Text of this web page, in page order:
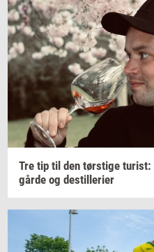
Tre tip til den tørsti­ge turist:
går­de og destil­le­ri­er